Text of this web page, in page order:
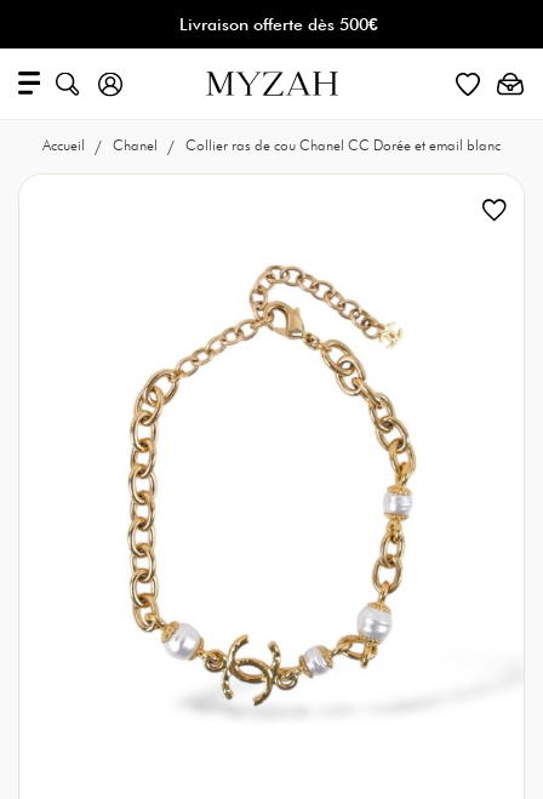
Livraison offerte dès 500€
Accueil Chanel Collier ras de cou Chanel CC Dorée et email blanc